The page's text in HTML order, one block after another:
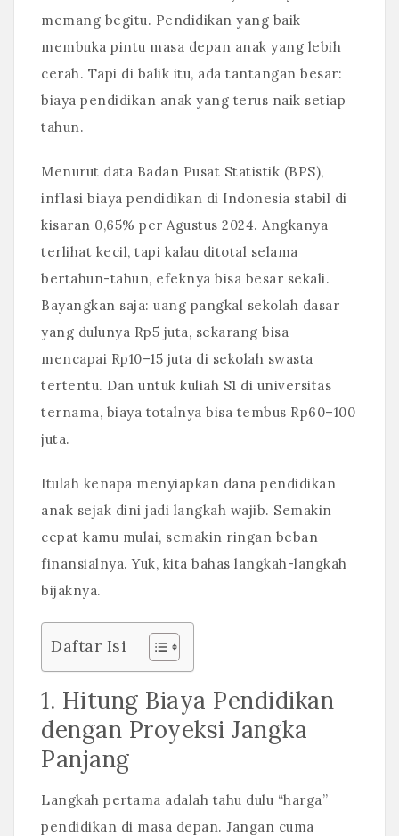
memang begitu. Pendidikan yang baik
membuka pintu masa depan anak yang lebih
cerah. Tapi di balik itu, ada tantangan besar:
biaya pendidikan anak yang terus naik setiap
tahun.
Menurut data Badan Pusat Statistik (BPS),
inflasi biaya pendidikan di Indonesia stabil di
kisaran 0,65% per Agustus 2024. Angkanya
terlihat kecil, tapi kalau ditotal selama
bertahun-tahun, efeknya bisa besar sekali.
Bayangkan saja: uang pangkal sekolah dasar
yang dulunya Rp5 juta, sekarang bisa
mencapai Rp10–15 juta di sekolah swasta
tertentu. Dan untuk kuliah S1 di universitas
ternama, biaya totalnya bisa tembus Rp60–100
juta.
Itulah kenapa menyiapkan dana pendidikan
anak sejak dini jadi langkah wajib. Semakin
cepat kamu mulai, semakin ringan beban
finansialnya. Yuk, kita bahas langkah-langkah
bijaknya.
Daftar Isi
1. Hitung Biaya Pendidikan
dengan Proyeksi Jangka
Panjang
Langkah pertama adalah tahu dulu “harga”
pendidikan di masa depan. Jangan cuma